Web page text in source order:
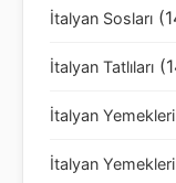
İtalyan Sosları
İtalyan Tatlıları
İtalyan Yemekleri
İtalyan